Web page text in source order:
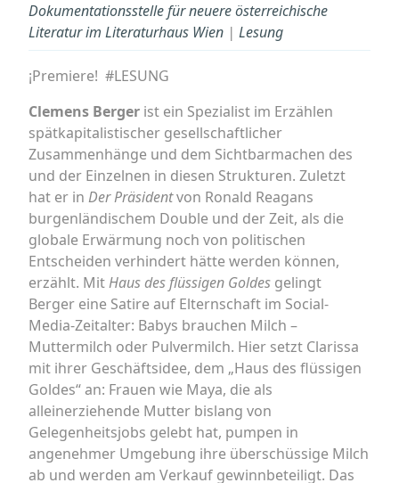
Dokumentationsstelle für neuere österreichische
Literatur im Literaturhaus Wien | Lesung
¡Premiere! #LESUNG
Clemens Berger ist ein Spezialist im Erzählen
spätkapitalistischer gesellschaftlicher
Zusammenhänge und dem Sichtbarmachen des
und der Einzelnen in diesen Strukturen. Zuletzt
hat er in Der Präsidentvon Ronald Reagans
burgenländischem Double und der Zeit, als die
globale Erwärmung noch von politischen
Entscheiden verhindert hätte werden können,
erzählt. MitHaus des flüssigen Goldes gelingt
Berger eine Satire auf Elternschaft im Social-
Media-Zeitalter: Babys brauchen Milch –
Muttermilch oder Pulvermilch. Hier setzt Clarissa
mit ihrer Geschäftsidee, dem „Haus des flüssigen
Goldes“ an: Frauen wie Maya, die als
alleinerziehende Mutter bislang von
Gelegenheitsjobs gelebt hat, pumpen in
angenehmer Umgebung ihre überschüssige Milch
ab und werden am Verkauf gewinnbeteiligt. Das